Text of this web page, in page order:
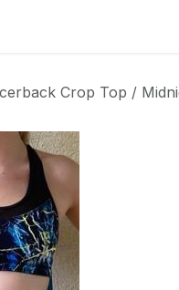
Crop Top /